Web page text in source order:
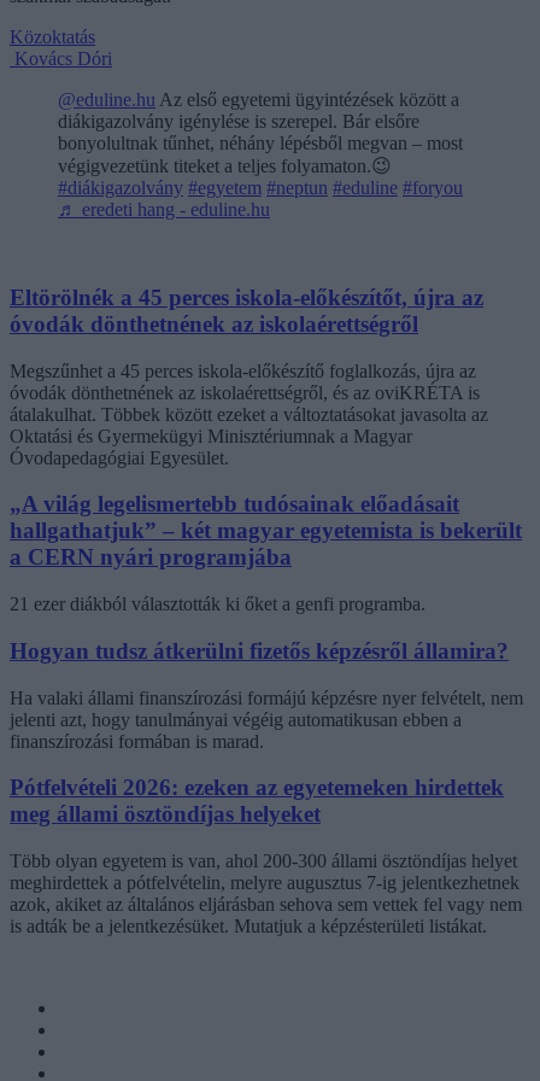
Közoktatás
Kovács Dóri
@eduline.hu Az első egyetemi ügyintézések között a
diákigazolvány igénylése is szerepel. Bár elsőre
bonyolultnak tűnhet, néhány lépésből megvan – most
végigvezetünk titeket a teljes folyamaton.😉
#diákigazolvány #egyetem #neptun #eduline #foryou
♬ eredeti hang - eduline.hu
Eltörölnék a 45 perces iskola-előkészítőt, újra az
óvodák dönthetnének az iskolaérettségről
Megszűnhet a 45 perces iskola-előkészítő foglalkozás, újra az
óvodák dönthetnének az iskolaérettségről, és az oviKRÉTA is
átalakulhat. Többek között ezeket a változtatásokat javasolta az
Oktatási és Gyermekügyi Minisztériumnak a Magyar
Óvodapedagógiai Egyesület.
„A világ legelismertebb tudósainak előadásait
hallgathatjuk” – két magyar egyetemista is bekerült
a CERN nyári programjába
21 ezer diákból választották ki őket a genfi programba.
Hogyan tudsz átkerülni fizetős képzésről államira?
Ha valaki állami finanszírozási formájú képzésre nyer felvételt, nem
jelenti azt, hogy tanulmányai végéig automatikusan ebben a
finanszírozási formában is marad.
Pótfelvételi 2026: ezeken az egyetemeken hirdettek
meg állami ösztöndíjas helyeket
Több olyan egyetem is van, ahol 200-300 állami ösztöndíjas helyet
meghirdettek a pótfelvételin, melyre augusztus 7-ig jelentkezhetnek
azok, akiket az általános eljárásban sehova sem vettek fel vagy nem
is adták be a jelentkezésüket. Mutatjuk a képzésterületi listákat.